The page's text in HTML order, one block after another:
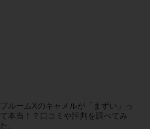
プルームXのキャメルが「まずい」っ
て本当！？口コミや評判を調べてみ
た。